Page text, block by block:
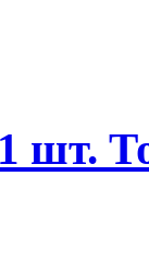
шт.